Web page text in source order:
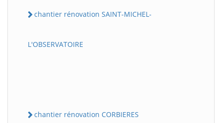
chantier rénovation SAINT-MICHEL-
L'OBSERVATOIRE
chantier rénovation CORBIERES